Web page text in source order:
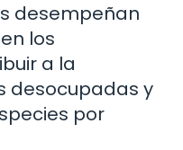
desempeñan
los
a la
desocupadas y
por